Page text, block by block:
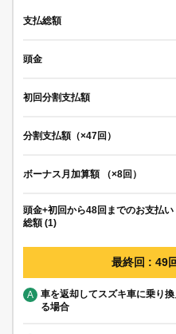
支払総額
頭金
初回分割支払額
分割支払額（×47回）
ボーナス月加算額 （×8回）
頭金+初回から48回までのお支払い
総額 (1)
最終回 : 49
A
車を返却してスズキ車に乗り換
る場合